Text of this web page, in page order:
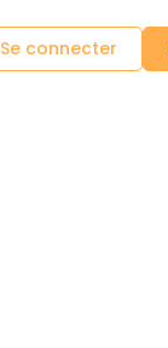
Se connecter